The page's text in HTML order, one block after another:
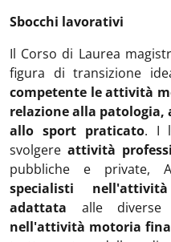
Sbocchi lavorativi
Il Corso di Laurea
figura di transizione
competente le attività
relazione alla patologia,
allo sport praticato. I
svolgereattività
pubbliche e private,
specialisti
adattata alle
nell'attività motoria